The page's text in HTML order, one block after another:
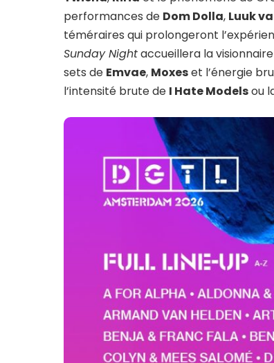
performances de Dom Dolla, Luuk
téméraires qui prolongeront
Sunday Nightaccueillera la
sets de Emvae, Moxeset l’énergie
l’intensité brute de I Hate Modelsou